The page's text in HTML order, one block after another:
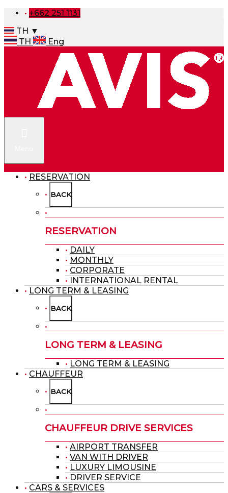
+662 251 1131
TH ▼
TH
Eng
RESERVATION
BACK
RESERVATION
DAILY
MONTHLY
CORPORATE
INTERNATIONAL RENTAL
LONG TERM & LEASING
BACK
LONG TERM & LEASING
LONG TERM & LEASING
CHAUFFEUR
BACK
CHAUFFEUR DRIVE SERVICES
AIRPORT TRANSFER
VAN WITH DRIVER
LUXURY LIMOUSINE
DRIVER SERVICE
CARS & SERVICES